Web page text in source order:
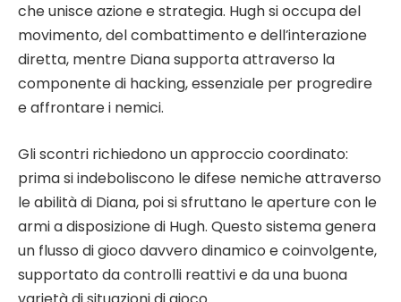
che unisce azione e strategia. Hugh si occupa del
movimento, del combattimento e dell’interazione
diretta, mentre Diana supporta attraverso la
componente di hacking, essenziale per progredire
e affrontare i nemici.
Gli scontri richiedono un approccio coordinato:
prima si indeboliscono le difese nemiche attraverso
le abilità di Diana, poi si sfruttano le aperture con le
armi a disposizione di Hugh. Questo sistema genera
un flusso di gioco davvero dinamico e coinvolgente,
supportato da controlli reattivi e da una buona